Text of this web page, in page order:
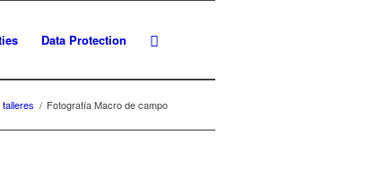
Data Protection
/ Fotografía Macro de campo